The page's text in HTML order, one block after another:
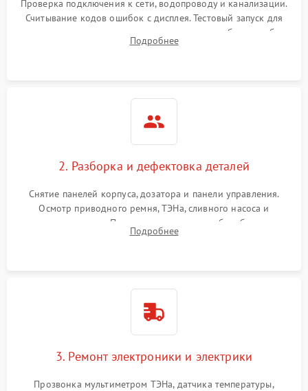
Проверка подключения к сети, водопроводу и канализации.
Считывание кодов ошибок с дисплея. Тестовый запуск для
выявления посторонних шумов, протечек или сбоев в работе
электронного модуля управления.
Подробнее
2. Разборка и дефектовка деталей
Снятие панелей корпуса, дозатора и панели управления.
Осмотр приводного ремня, ТЭНа, сливного насоса и
амортизаторов. Проверка подшипников барабана и
крестовины на износ, а манжеты люка на разрывы.
Подробнее
3. Ремонт электроники и электрики
Прозвонка мультиметром ТЭНа, датчика температуры,